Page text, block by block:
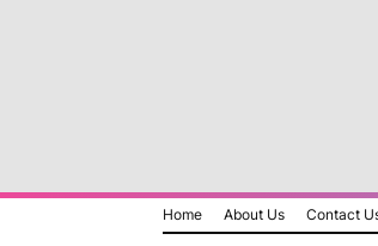
Home About Us Contact